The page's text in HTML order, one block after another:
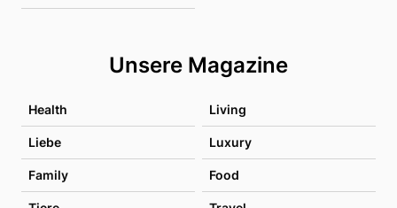
Unsere Magazine
Health Living
Liebe Luxury
Family Food